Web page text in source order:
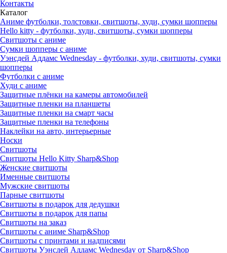
Контакты
Каталог
Аниме футболки, толстовки, свитшоты, худи, сумки шопперы
Hello kitty - футболки, худи, свитшоты, сумки шопперы
Свитшоты с аниме
Сумки шопперы с аниме
Уэнсдей Аддамс Wednesday - футболки, худи, свитшоты, сумки
шопперы
Футболки с аниме
Худи с аниме
Защитные плёнки на камеры автомобилей
Защитные пленки на планшеты
Защитные пленки на смарт часы
Защитные пленки на телефоны
Наклейки на авто, интерьерные
Носки
Свитшоты
Cвитшоты Hello Kitty Sharp&Shop
Женские свитшоты
Именные свитшоты
Мужские свитшоты
Парные свитшоты
Свитшоты в подарок для дедушки
Свитшоты в подарок для папы
Свитшоты на заказ
Свитшоты с аниме Sharp&Shop
Свитшоты с принтами и надписями
Свитшоты Уэнсдей Аддамс Wednesday от Sharp&Shop